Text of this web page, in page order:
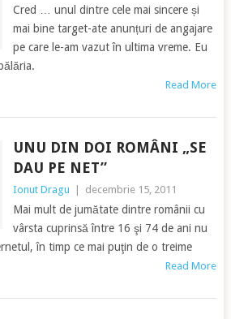
Cred … unul dintre cele mai sincere și
mai bine target-ate anunțuri de angajare
pe care le-am vazut în ultima vreme. Eu
Read More
UNU DIN DOI ROMÂNI „SE
DAU PE NET”
Ionut Dragu decembrie 15, 2011
Mai mult de jumătate dintre românii cu
vârsta cuprinsă între 16 şi 74 de ani nu
în timp ce mai puţin de o treime
Read More